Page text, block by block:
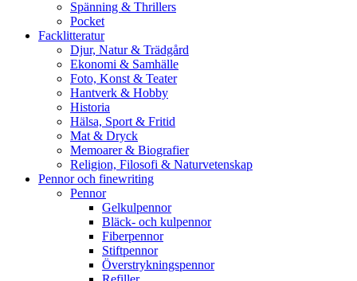
Spänning & Thrillers
Pocket
Facklitteratur
Djur, Natur & Trädgård
Ekonomi & Samhälle
Foto, Konst & Teater
Hantverk & Hobby
Historia
Hälsa, Sport & Fritid
Mat & Dryck
Memoarer & Biografier
Religion, Filosofi & Naturvetenskap
Pennor och finewriting
Pennor
Gelkulpennor
Bläck- och kulpennor
Fiberpennor
Stiftpennor
Överstrykningspennor